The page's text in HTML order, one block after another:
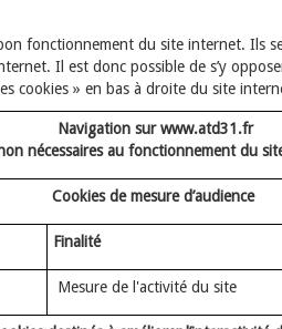
fonctionnement du site internet. Ils
Il est donc possible de s’y
cookies » en bas à droite du site
Navigation sur www.atd31.fr
nécessaires au fonctionnement du
Cookies de mesure d’audience
Finalité
Mesure de l'activité du site